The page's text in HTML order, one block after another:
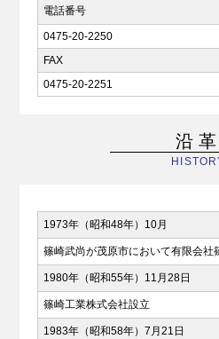
電話番号
0475-20-2250
FAX
0475-20-2251
沿革
1973年（昭和48年）10月
篠崎武尚が茂原市において有限会社
1980年（昭和55年）11月28日
篠崎工業株式会社設立
1983年（昭和58年）7月21日